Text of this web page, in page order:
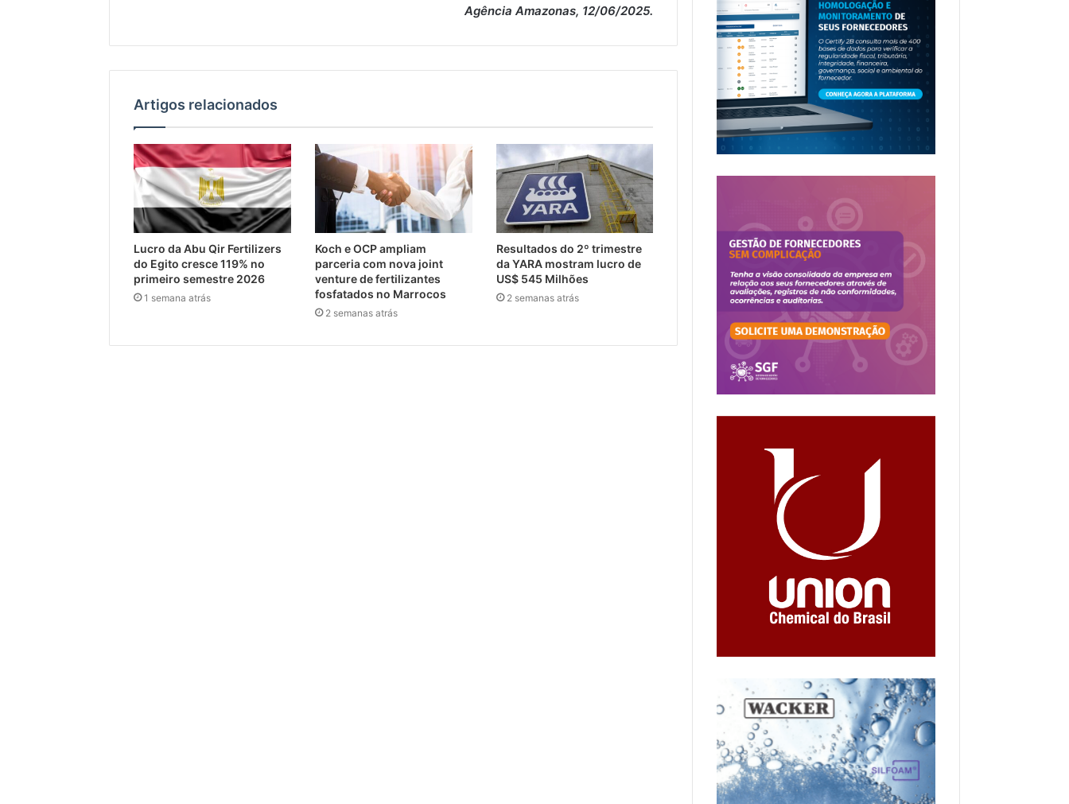
Agência Amazonas, 12/06/2025.
Artigos relacionados
Lucro da Abu Qir Fertilizers
do Egito cresce 119% no
primeiro semestre 2026
1 semana atrás
Koch e OCP ampliam
parceria com nova joint
venture de fertilizantes
fosfatados no Marrocos
2 semanas atrás
Resultados do 2º trimestre
da YARA mostram lucro de
US$ 545 Milhões
2 semanas atrás